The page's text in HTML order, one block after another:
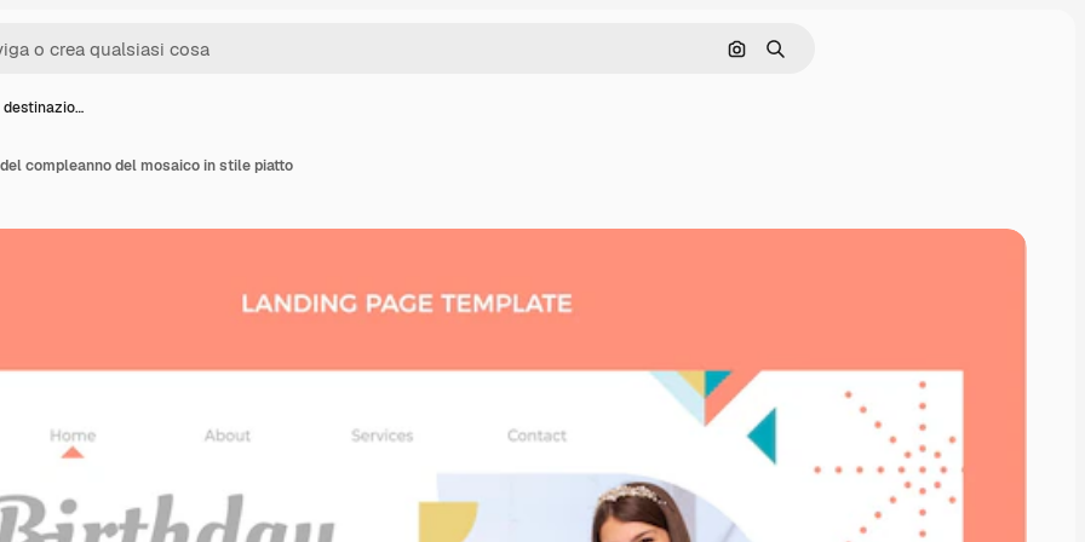
Cerca per immagine
Ricerca
destinazio…
compleanno del mosaico in stile piatto